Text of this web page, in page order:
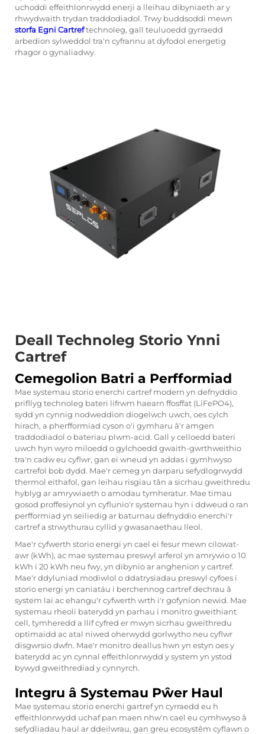
uchoddi effeithlonrwydd enerji a lleihau dibyniaeth ar y
rhwydwaith trydan traddodiadol. Trwy buddsoddi mewn
storfa Egni Cartreftechnoleg, gall teuluoedd gyrraedd
arbedion sylweddol tra'n cyfrannu at dyfodol energetig
rhagor o gynaliadwy.
Deall Technoleg Storio Ynni
Cartref
Cemegolion Batri a Perfformiad
Mae systemau storio enerchi cartref modern yn defnyddio
prifllyg technoleg bateri lifrwm haearn ffosffat (LiFePO4),
sydd yn cynnig nodweddion diogelwch uwch, oes cylch
hirach, a pherfformiad cyson o'i gymharu â'r amgen
traddodiadol o bateriau plwm-acid. Gall y celloedd bateri
uwch hyn wyro miloedd o gylchoedd gwaith-gwrthweithio
tra'n cadw eu cyflwr, gan ei wneud yn addas i gymhwyso
cartrefol bob dydd. Mae'r cemeg yn darparu sefydlogrwydd
thermol eithafol, gan leihau risgiau tân a sicrhau gweithredu
hyblyg ar amrywiaeth o amodau tymheratur. Mae timau
gosod proffesiynol yn cyflunio'r systemau hyn i ddweud o ran
perfformiad yn seiliedig ar baturnau defnyddio enerchi'r
cartref a strwythurau cyllid y gwasanaethau lleol.
Mae'r cyfwerth storio energi yn cael ei fesur mewn cilowat-
awr (kWh), ac mae systemau preswyl arferol yn amrywio o 10
kWh i 20 kWh neu fwy, yn dibynio ar anghenion y cartref.
Mae'r ddyluniad modiwlol o ddatrysiadau preswyl cyfoes i
storio energi yn caniatáu i berchennog cartref dechrau â
system lai ac ehangu'r cyfwerth wrth i'r gofynion newid. Mae
systemau rheoli baterydd yn parhau i monitro gweithiant
cell, tymheredd a llif cyfred er mwyn sicrhau gweithredu
optimaidd ac atal niwed oherwydd gorlwytho neu cyflwr
disgwrsio dwfn. Mae'r monitro deallus hwn yn estyn oes y
baterydd ac yn cynnal effeithlonrwydd y system yn ystod
bywyd gweithrediad y cynnyrch.
Integru â Systemau Pŵer Haul
Mae systemau storio enerchi gartref yn cyrraedd eu h
effeithlonrwydd uchaf pan maen nhw'n cael eu cymhwyso â
sefydliadau haul ar ddeilwrau, gan greu ecosystêm cyflawn o